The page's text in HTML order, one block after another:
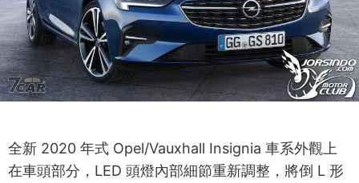
全新 2020 年式 Opel/Vauxhall Insignia 車系外觀上
在車頭部分，LED 頭燈內部細節重新調整，將倒 L 形